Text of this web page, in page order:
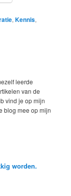
,Kennis,
leerde
van de
vind je op mijn
blog mee op mijn
worden.